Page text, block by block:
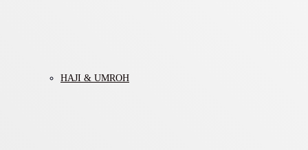
HAJI & UMROH